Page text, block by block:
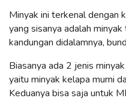
Minyak ini terkenal dengan
yang sisanya adalah
kandungan didalamnya,
Biasanya ada 2 jenis
yaitu minyak kelapa murni
Keduanya bisa saja untuk